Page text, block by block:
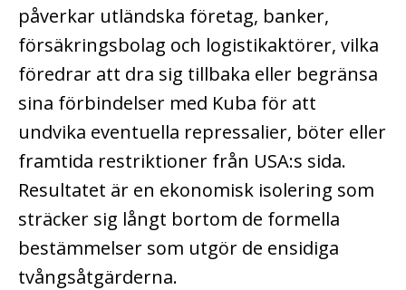
påverkar utländska företag, banker,
försäkringsbolag och logistikaktörer, vilka
föredrar att dra sig tillbaka eller begränsa
sina förbindelser med Kuba för att
undvika eventuella repressalier, böter eller
framtida restriktioner från USA:s sida.
Resultatet är en ekonomisk isolering som
sträcker sig långt bortom de formella
bestämmelser som utgör de ensidiga
tvångsåtgärderna.